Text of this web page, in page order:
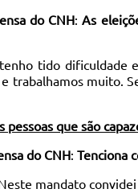
do CNH:As
tido dificuldade
trabalhamos muito.
pessoas que são
do CNH: Tenciona
mandato